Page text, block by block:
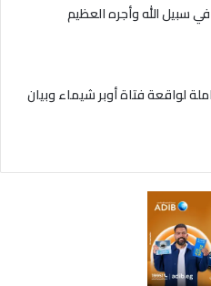
سبيل الله وأجره العظيم
لواقعة فتاة أوبر شيماء وبيان